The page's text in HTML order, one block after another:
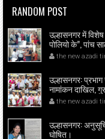
RANDOM POST
उल्हासनगर में
पोलियो के”, पांच
स्वास्थ्यकर्मी व
the new azadi
उल्हासनगर:
नामांकन दाखिल,
सभापति बिन
the new azadi
उल्हासनगर:
घोषित।